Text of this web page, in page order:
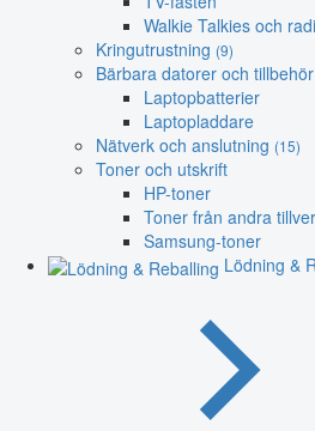
Walkie Talkies och
Kringutrustning (9)
Bärbara datorer och tillbehör
Laptopbatterier
Laptopladdare
Nätverk och anslutning (15)
Toner och utskrift
HP-toner
Toner från andra
Samsung-toner
Lödning &